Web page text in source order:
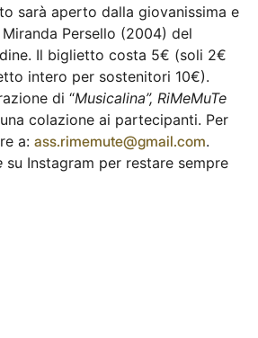
sarà aperto dalla giovanissima e
Persello (2004) del
Il biglietto costa 5€ (soli 2€
intero per sostenitori 10€).
di “Musicalina”, RiMeMuTe
colazione ai partecipanti. Per
a: ass.rimemute@gmail.com.
su Instagram per restare sempre